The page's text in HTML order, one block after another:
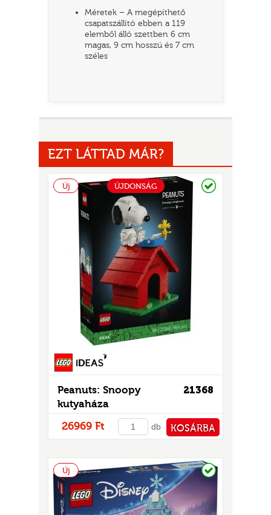
Méretek – A megépíthető
csapatszállító ebben a 119
elemből álló szettben 6 cm
magas, 9 cm hosszú és 7 cm
széles
EZT LÁTTAD MÁR?
Új ÚJDONSÁG
21368
Peanuts: Snoopy
kutyaháza
26969 Ft db KOSÁRBA
Új